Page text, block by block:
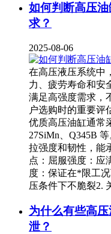
如何判断高压
求？
2025-08-06
在高压液压系统中
力、疲劳寿命和安
满足高强度需求，
户选购时的重要评
优质高压油缸通常
27SiMn、Q345B
拉强度和韧性，能
点：屈服强度：应
度：保证在*限工
压条件下不脆裂2.
为什么有些高
泄？